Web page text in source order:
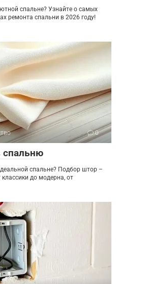
спальне? Узнайте о самых
ремонта спальни в 2026 году!
0
спальне? Подбор штор –
классики до модерна, от